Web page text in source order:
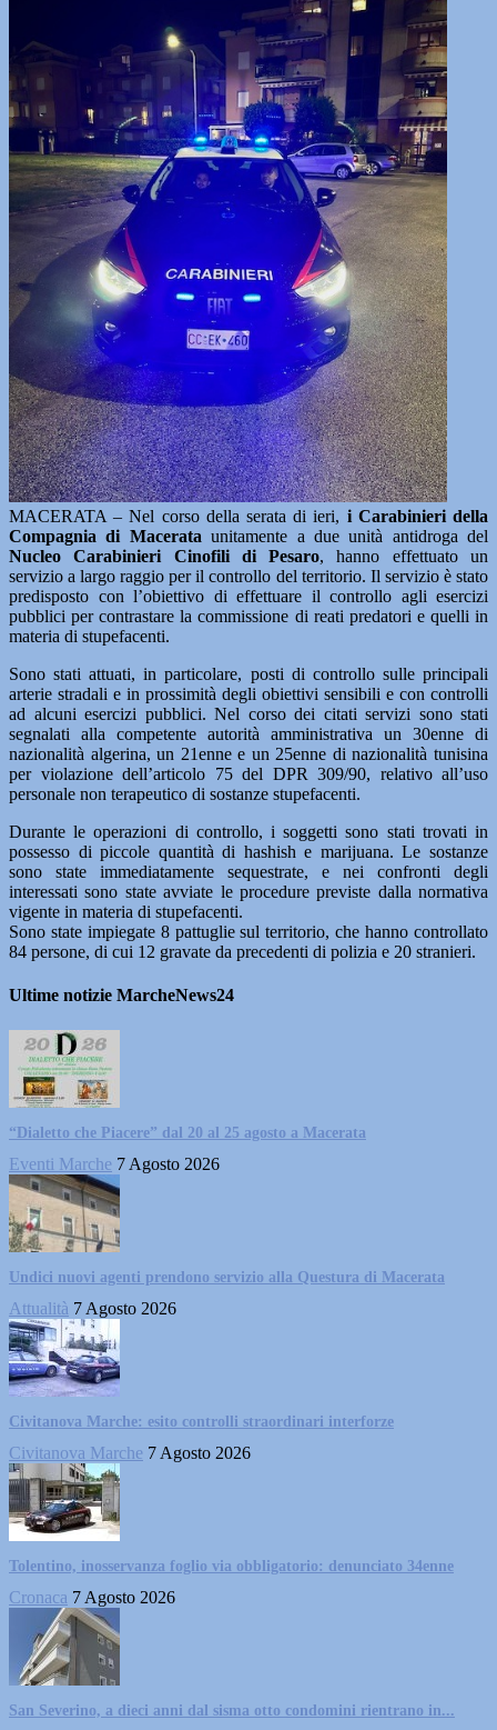
MACERATA – Nel corso della serata di ieri, i Carabinieri della
Compagnia di Macerata unitamente a due unità antidroga del
Nucleo Carabinieri Cinofili di Pesaro, hanno effettuato un
servizio a largo raggio per il controllo del territorio. Il servizio è stato
predisposto con l’obiettivo di effettuare il controllo agli esercizi
pubblici per contrastare la commissione di reati predatori e quelli in
materia di stupefacenti.
Sono stati attuati, in particolare, posti di controllo sulle principali
arterie stradali e in prossimità degli obiettivi sensibili e con controlli
ad alcuni esercizi pubblici. Nel corso dei citati servizi sono stati
segnalati alla competente autorità amministrativa un 30enne di
nazionalità algerina, un 21enne e un 25enne di nazionalità tunisina
per violazione dell’articolo 75 del DPR 309/90, relativo all’uso
personale non terapeutico di sostanze stupefacenti.
Durante le operazioni di controllo, i soggetti sono stati trovati in
possesso di piccole quantità di hashish e marijuana. Le sostanze
sono state immediatamente sequestrate, e nei confronti degli
interessati sono state avviate le procedure previste dalla normativa
vigente in materia di stupefacenti.
Sono state impiegate 8 pattuglie sul territorio, che hanno controllato
84 persone, di cui 12 gravate da precedenti di polizia e 20 stranieri.
Ultime notizie MarcheNews24
“Dialetto che Piacere” dal 20 al 25 agosto a Macerata
Eventi Marche 7 Agosto 2026
Undici nuovi agenti prendono servizio alla Questura di Macerata
Attualità 7 Agosto 2026
Civitanova Marche: esito controlli straordinari interforze
Civitanova Marche 7 Agosto 2026
Tolentino, inosservanza foglio via obbligatorio: denunciato 34enne
Cronaca 7 Agosto 2026
San Severino, a dieci anni dal sisma otto condomini rientrano in...